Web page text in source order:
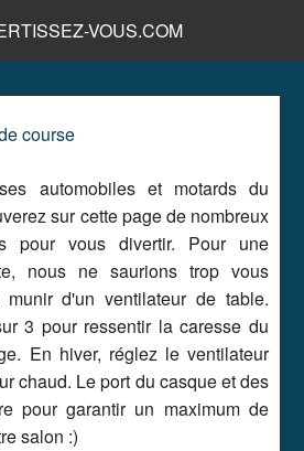
VOUS.COM
course
automobiles et motards du
sur cette page de nombreux
pour vous divertir. Pour une
nous ne saurions trop vous
d'un ventilateur de table.
3 pour ressentir la caresse du
En hiver, réglez le ventilateur
chaud. Le port du casque et des
pour garantir un maximum de
salon :)